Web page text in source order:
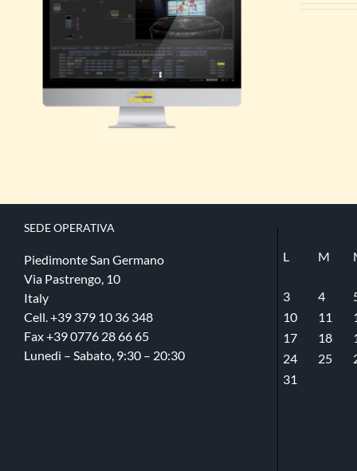
SEDE​ OPERATIVA
Piedimonte San Germano
Via Pastrengo, 10
Italy
Cell. +39 379 10 36 348
Fax +39 0776 28 66 65
Lunedì – Sabato, 9:30 – 20:30
L
M
3
4
10
11
17
18
24
25
31